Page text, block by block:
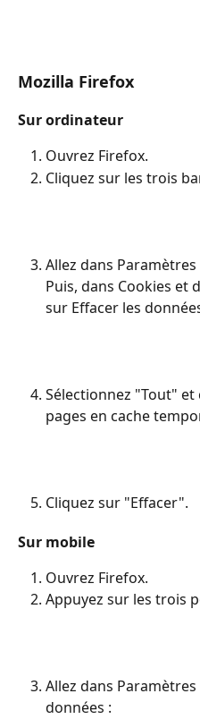
Mozilla Firefox
Sur ordinateur
Ouvrez Firefox.
Cliquez sur les trois
Allez dans
Puis, dans Cookies et
sur Effacer les
Sélectionnez "Tout" et
pages en cache
Cliquez sur "Effacer".
Sur mobile
Ouvrez Firefox.
Appuyez sur les trois
Allez dans
données :